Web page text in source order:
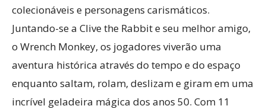
colecionáveis ​​e personagens carismáticos.
Juntando-se a Clive the Rabbit e seu melhor amigo,
o Wrench Monkey, os jogadores viverão uma
aventura histórica através do tempo e do espaço
enquanto saltam, rolam, deslizam e giram em uma
incrível geladeira mágica dos anos 50. Com 11